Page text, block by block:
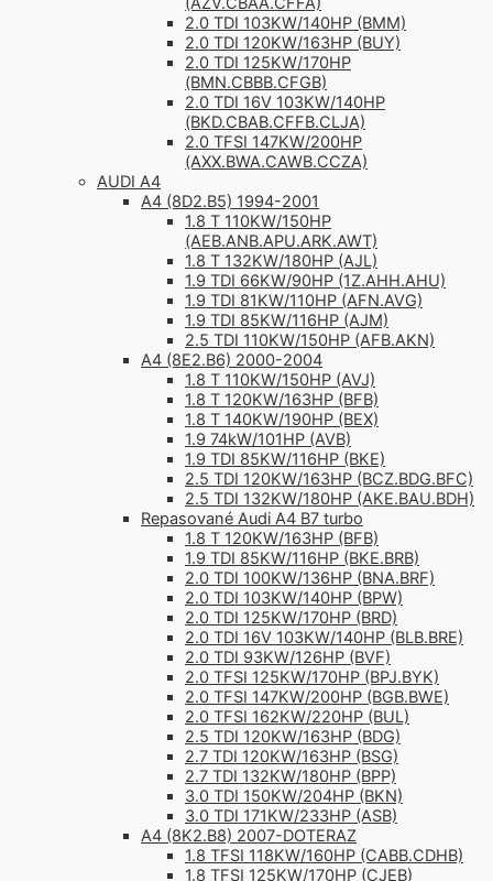
2.0 TDI 103KW/140HP (BMM)
2.0 TDI 120KW/163HP (BUY)
2.0 TDI 125KW/170HP
(BMN.CBBB.CFGB)
2.0 TDI 16V 103KW/140HP
(BKD.CBAB.CFFB.CLJA)
2.0 TFSI 147KW/200HP
(AXX.BWA.CAWB.CCZA)
AUDI A4
A4 (8D2.B5) 1994-2001
1.8 T 110KW/150HP
(AEB.ANB.APU.ARK.AWT)
1.8 T 132KW/180HP (AJL)
1.9 TDI 66KW/90HP (1Z.AHH.AHU)
1.9 TDI 81KW/110HP (AFN.AVG)
1.9 TDI 85KW/116HP (AJM)
2.5 TDI 110KW/150HP (AFB.AKN)
A4 (8E2.B6) 2000-2004
1.8 T 110KW/150HP (AVJ)
1.8 T 120KW/163HP (BFB)
1.8 T 140KW/190HP (BEX)
1.9 74kW/101HP (AVB)
1.9 TDI 85KW/116HP (BKE)
2.5 TDI 120KW/163HP (BCZ.BDG.BFC)
2.5 TDI 132KW/180HP (AKE.BAU.BDH)
Repasované Audi A4 B7 turbo
1.8 T 120KW/163HP (BFB)
1.9 TDI 85KW/116HP (BKE.BRB)
2.0 TDI 100KW/136HP (BNA.BRF)
2.0 TDI 103KW/140HP (BPW)
2.0 TDI 125KW/170HP (BRD)
2.0 TDI 16V 103KW/140HP (BLB.BRE)
2.0 TDI 93KW/126HP (BVF)
2.0 TFSI 125KW/170HP (BPJ.BYK)
2.0 TFSI 147KW/200HP (BGB.BWE)
2.0 TFSI 162KW/220HP (BUL)
2.5 TDI 120KW/163HP (BDG)
2.7 TDI 120KW/163HP (BSG)
2.7 TDI 132KW/180HP (BPP)
3.0 TDI 150KW/204HP (BKN)
3.0 TDI 171KW/233HP (ASB)
A4 (8K2.B8) 2007-DOTERAZ
1.8 TFSI 118KW/160HP (CABB.CDHB)
1.8 TFSI 125KW/170HP (CJEB)